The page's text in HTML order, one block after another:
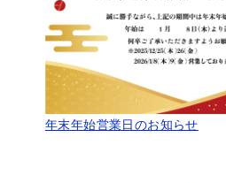
年末年始営業日のお知らせ